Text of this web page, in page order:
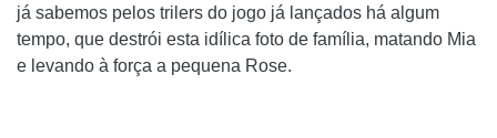
já sabemos pelos trilers do jogo já lançados há algum
tempo, que destrói esta idílica foto de família, matando Mia
e levando à força a pequena Rose.